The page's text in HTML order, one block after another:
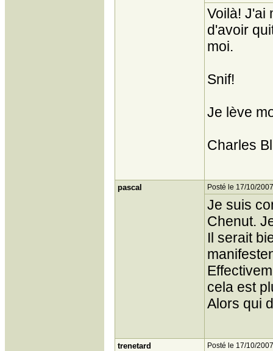
Voilà! J'ai
d'avoir
moi.
Snif!
Je lève
Charles
pascal Posté le 17/10/
Je suis
Chenut.
Il serait
cela est
Alors qui
trenetard Posté le 17/10/